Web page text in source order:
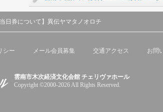
日券について】異伝ヤマタノオロチ
シー メール会員募集 交通アクセス お問
雲南市木次経済文化会館 チェリヴァホール
Copyright ©2000-2026 All Rights Reserved.